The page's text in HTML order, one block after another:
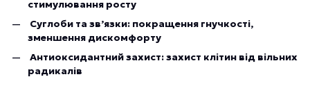
стимулювання росту
Суглоби та зв’язки: покращення гнучкості,
зменшення дискомфорту
Антиоксидантний захист: захист клітин від вільних
радикалів